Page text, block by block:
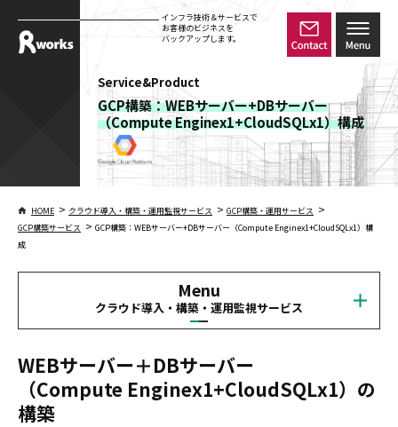
インフラ技術＆サービスで
お客様のビジネスを
バックアップします。
Service&Product
GCP構築：WEBサーバー+DBサーバー
（Compute Enginex1+CloudSQLx1）構成
HOME > クラウド導入・構築・運用監視サービス > GCP構築・運用サービス >
GCP構築サービス > GCP構築：WEBサーバー+DBサーバー（Compute Enginex1+CloudSQLx1）構
成
Menu
クラウド導入・構築・運用監視サービス
WEBサーバー＋DBサーバー
（Compute Enginex1+CloudSQLx1）の
構築